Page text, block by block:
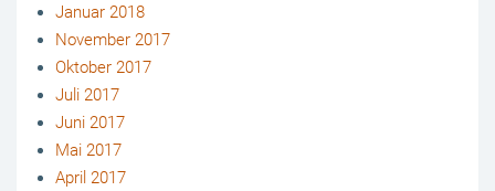
Januar 2018
November 2017
Oktober 2017
Juli 2017
Juni 2017
Mai 2017
April 2017